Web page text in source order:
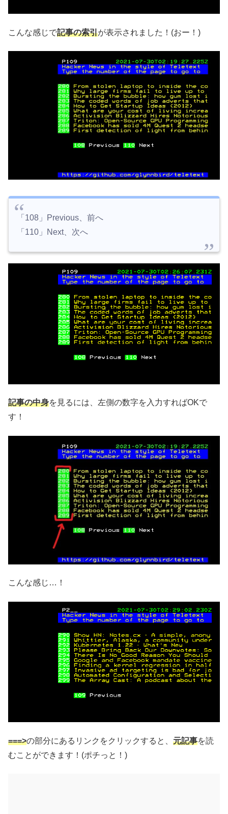
こんな感じで記事の索引が表示されました！(おー！)
「108」Previous、前へ
「110」Next、次へ
記事の中身を見るには、左側の数字を入力すればOKで
す！
こんな感じ…！
===>の部分にあるリンクをクリックすると、 元記事を読
むことができます！(ポチっと！)